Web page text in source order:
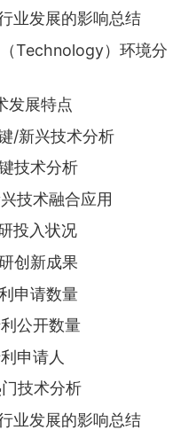
业发展的影响总结
Technology）环境分
发展特点
/新兴技术分析
技术分析
技术融合应用
投入状况
创新成果
申请数量
公开数量
申请人
技术分析
业发展的影响总结